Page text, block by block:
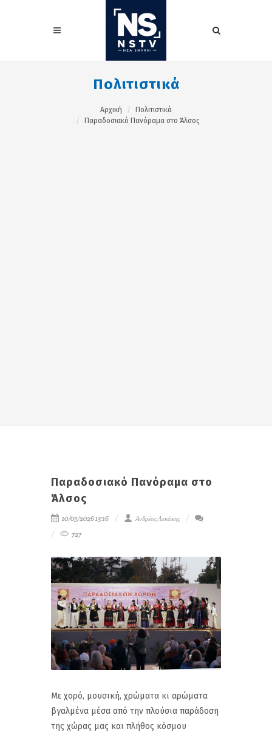
Πολιτιστικά
Αρχική
Πολιτιστικά
Παραδοσιακό Πανόραμα στο Άλσος
Παραδοσιακό Πανόραμα στο
Άλσος
10/05/2026 13:16
Ανδρέας Λεκάκης
727
Με χορό, μουσική, χρώματα κι αρώματα
βγαλμένα μέσα από την πλούσια παράδοση
της χώρας μας και πλήθος κόσμου